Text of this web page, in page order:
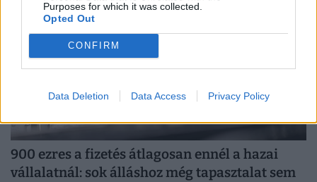
Purposes for which it was collected.
Opted Out
CONFIRM
Data Deletion Data Access Privacy Policy
900 ezres a fizetés átlagosan ennél a hazai
vállalatnál: sok álláshoz még tapasztalat sem